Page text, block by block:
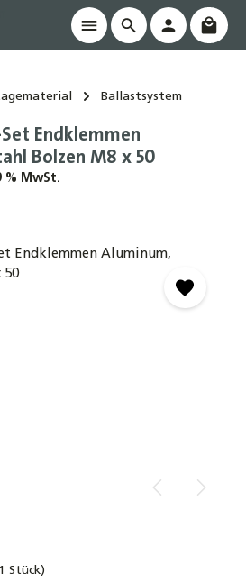
Ballastsystem
Set Endklemmen
Bolzen M8 x 50
% MwSt.
Stück)